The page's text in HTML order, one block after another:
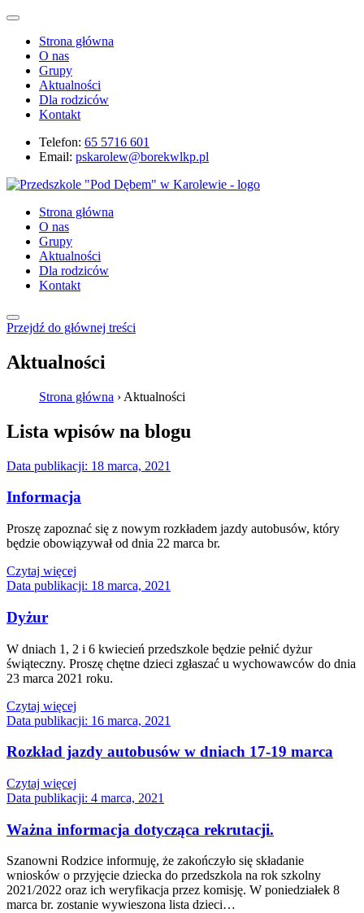
Strona główna
O nas
Grupy
Aktualności
Dla rodziców
Kontakt
Telefon: 65 5716 601
Email: pskarolew@borekwlkp.pl
Strona główna
O nas
Grupy
Aktualności
Dla rodziców
Kontakt
Przejdź do głównej treści
Aktualności
Strona główna › Aktualności
Lista wpisów na blogu
Data publikacji: 18 marca, 2021
Informacja
Proszę zapoznać się z nowym rozkładem jazdy autobusów, który
będzie obowiązywał od dnia 22 marca br.
Czytaj więcej
Data publikacji: 18 marca, 2021
Dyżur
W dniach 1, 2 i 6 kwiecień przedszkole będzie pełnić dyżur
świąteczny. Proszę chętne dzieci zgłaszać u wychowawców do dnia
23 marca 2021 roku.
Czytaj więcej
Data publikacji: 16 marca, 2021
Rozkład jazdy autobusów w dniach 17-19 marca
Czytaj więcej
Data publikacji: 4 marca, 2021
Ważna informacja dotycząca rekrutacji.
Szanowni Rodzice informuję, że zakończyło się składanie
wniosków o przyjęcie dziecka do przedszkola na rok szkolny
2021/2022 oraz ich weryfikacja przez komisję. W poniedziałek 8
marca br. zostanie wywieszona lista dzieci…